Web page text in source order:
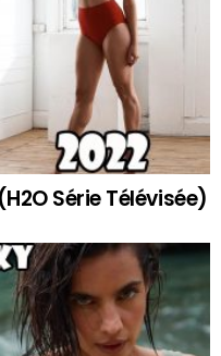
Série Télévisée)